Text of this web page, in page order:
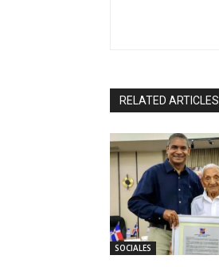
RELATED ARTICLES
SOCIALES